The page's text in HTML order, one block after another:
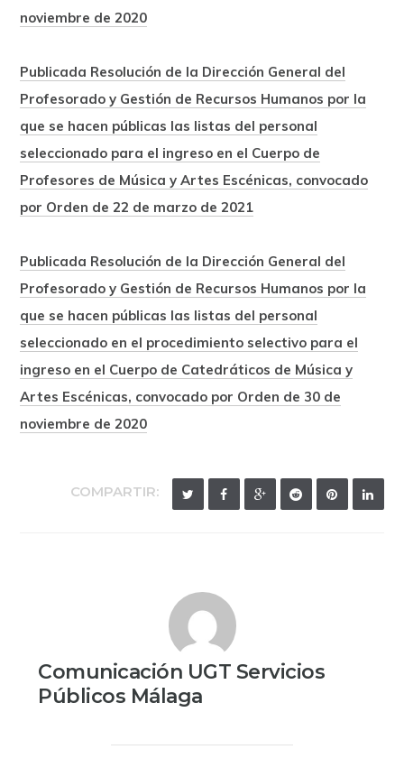
noviembre de 2020
Publicada Resolución de la Dirección General del
Profesorado y Gestión de Recursos Humanos por la
que se hacen públicas las listas del personal
seleccionado para el ingreso en el Cuerpo de
Profesores de Música y Artes Escénicas, convocado
por Orden de 22 de marzo de 2021
Publicada Resolución de la Dirección General del
Profesorado y Gestión de Recursos Humanos por la
que se hacen públicas las listas del personal
seleccionado en el procedimiento selectivo para el
ingreso en el Cuerpo de Catedráticos de Música y
Artes Escénicas, convocado por Orden de 30 de
noviembre de 2020
COMPARTIR:
Comunicación UGT Servicios
Públicos Málaga